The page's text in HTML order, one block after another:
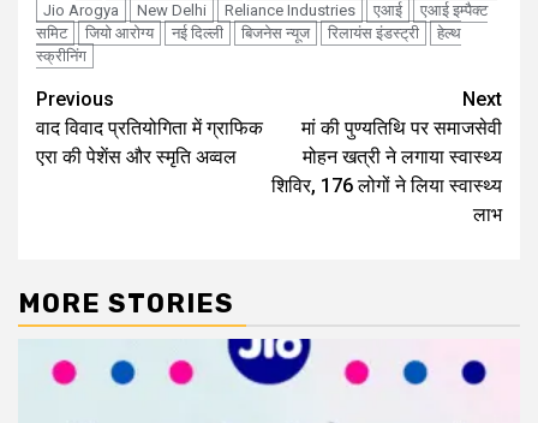
Jio Arogya
New Delhi Reliance Industries एआई
एआई इम्पैक्ट
समिट
जियो आरोग्य नई दिल्ली बिजनेस न्यूज रिलायंस इंडस्ट्री
हेल्थ
स्क्रीनिंग
Continue
Reading
Previous
वाद विवाद प्रतियोगिता में ग्राफिक
एरा की पेशेंस और स्मृति अव्वल
Next
मां की पुण्यतिथि पर समाजसेवी
मोहन खत्री ने लगाया स्वास्थ्य
शिविर, 176 लोगों ने लिया स्वास्थ्य
लाभ
MORE STORIES